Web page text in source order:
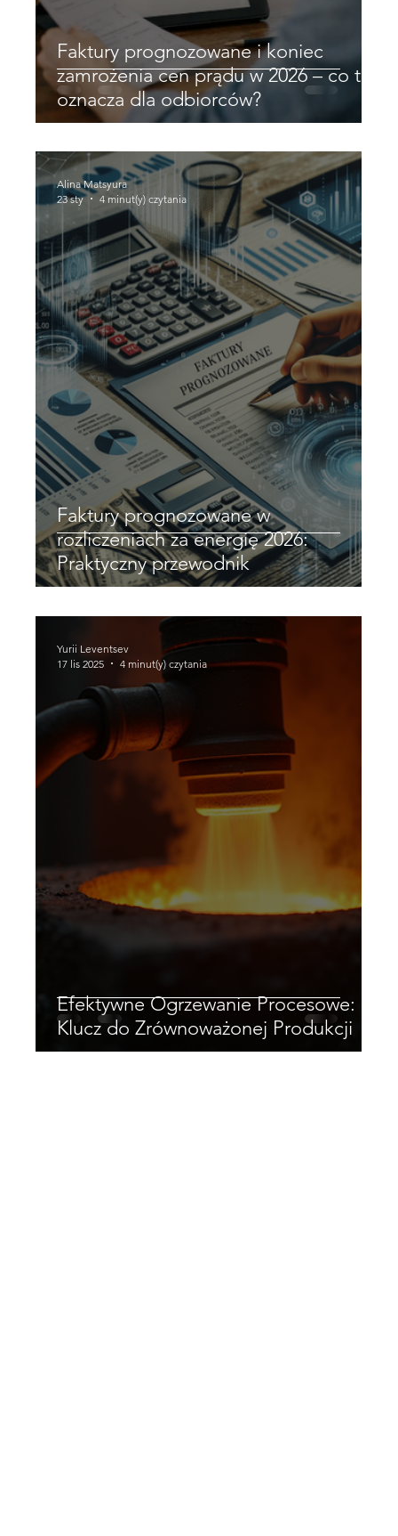
Faktury prognozowane i koniec
zamrożenia cen prądu w 2026 – co to
oznacza dla odbiorców?
Faktury prognozowane w
rozliczeniach za energię 2026:
Praktyczny przewodnik
Alina Matsyura
23 sty
4 minut(y) czytania
Efektywne Ogrzewanie Procesowe:
Klucz do Zrównoważonej Produkcji
Yurii Leventsev
17 lis 2025
4 minut(y) czytania